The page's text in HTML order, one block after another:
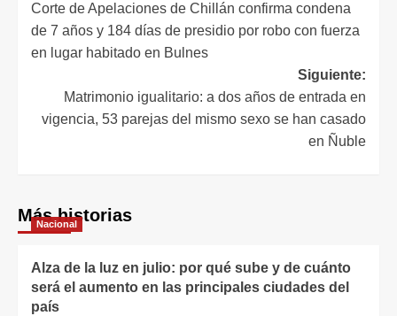
Corte de Apelaciones de Chillán confirma condena
de 7 años y 184 días de presidio por robo con fuerza
en lugar habitado en Bulnes
Siguiente:
Matrimonio igualitario: a dos años de entrada en
vigencia, 53 parejas del mismo sexo se han casado
en Ñuble
Más historias
Nacional
Alza de la luz en julio: por qué sube y de cuánto
será el aumento en las principales ciudades del
país